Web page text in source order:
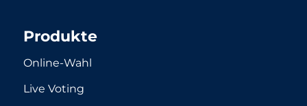
Produkte
Online-Wahl
Live Voting